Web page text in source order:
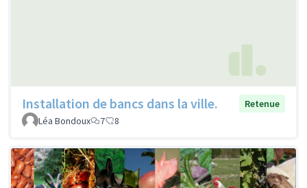
Installation de bancs dans la ville.
Retenue
Léa Bondoux
7 8